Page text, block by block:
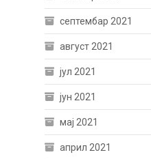
септембар 2021
август 2021
јул 2021
јун 2021
мај 2021
април 2021